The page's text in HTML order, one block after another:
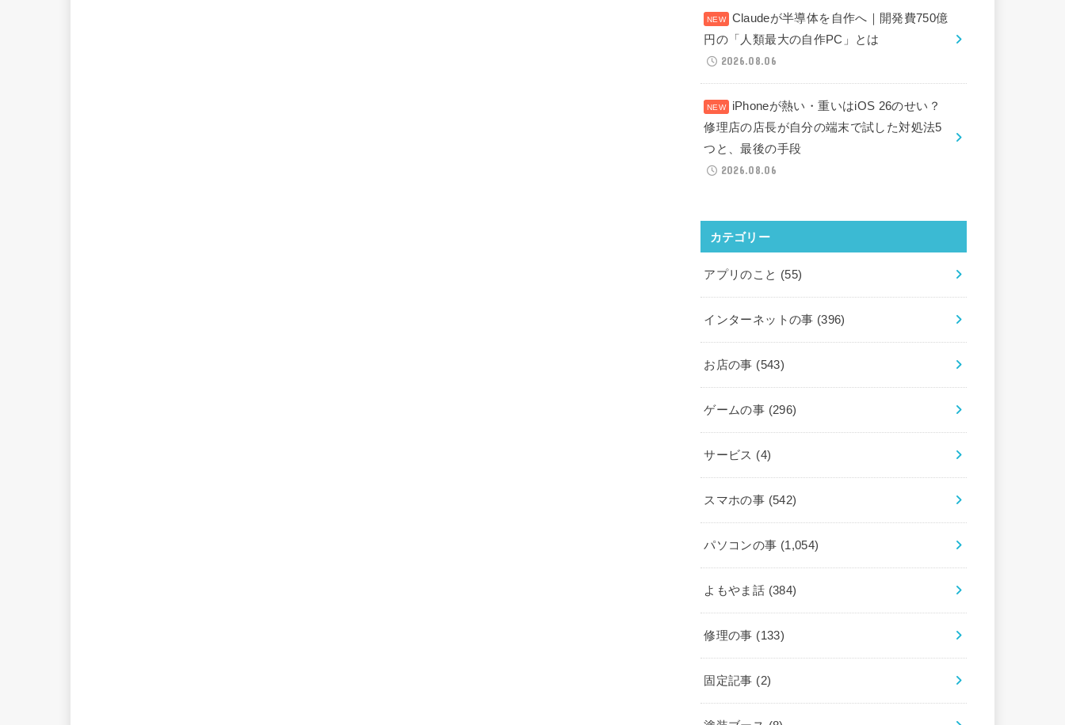
Claudeが半導体を自作へ｜開発費750億
円の「人類最大の自作PC」とは
2026.08.06
iPhoneが熱い・重いはiOS 26のせい？
修理店の店長が自分の端末で試した対処法5
つと、最後の手段
2026.08.06
カテゴリー
アプリのこと (55)
インターネットの事 (396)
お店の事 (543)
ゲームの事 (296)
サービス (4)
スマホの事 (542)
パソコンの事 (1,054)
よもやま話 (384)
修理の事 (133)
固定記事 (2)